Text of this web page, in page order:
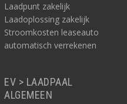
Laadpunt zakelijk
Laadoplossing zakelijk
Stroomkosten leaseauto
automatisch verrekenen
EV > LAADPAAL
ALGEMEEN